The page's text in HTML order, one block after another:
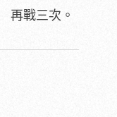
再戰三次。